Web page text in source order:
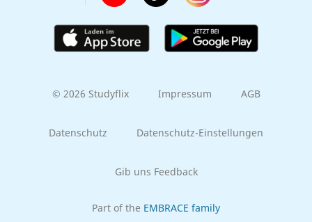
© 2026 Studyflix Impressum AGB
Datenschutz Datenschutz-Einstellungen
Gib uns Feedback
Part of the EMBRACE family